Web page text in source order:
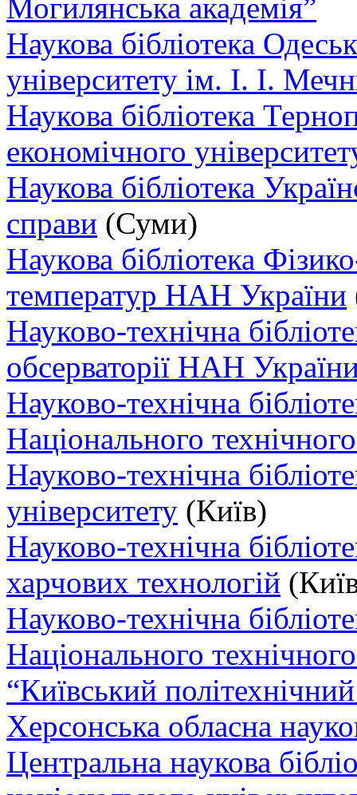
Могилянська академія”
Наукова бібліотека
університету ім. І. І.
Наукова бібліотека
економічного
Наукова бібліотека
справи (Суми)
Наукова бібліотека
температур НАН України
Науково-технічна
обсерваторії НАН
Науково-технічна
Національного
Науково-технічна
університету (Київ)
Науково-технічна
харчових технологій
Науково-технічна
Національного
“Київський
Херсонська обласна
Центральна наукова